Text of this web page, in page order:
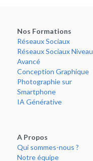
Nos Formations
Réseaux Sociaux
Réseaux Sociaux Niveau
Avancé
Conception Graphique
Photographie sur
Smartphone
IA Générative
A Propos
Qui sommes-nous ?
Notre équipe